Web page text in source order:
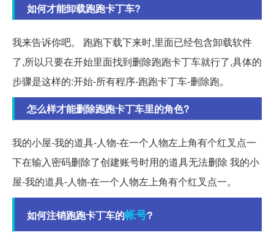
如何才能卸载跑跑卡丁车?
我来告诉你吧。 跑跑下载下来时,里面已经包含卸载软件
了,所以只要在开始里面找到删除跑跑卡丁车就行了,具体的
步骤是这样的:开始-所有程序-跑跑卡丁车-删除跑。
怎么样才能删除跑跑卡丁车里的角色?
我的小屋-我的道具-人物-在一个人物左上角有个红叉点一
下在输入密码删除了创建账号时用的道具无法删除 我的小
屋-我的道具-人物-在一个人物左上角有个红叉点一。
如何注销跑跑卡丁车的帐号?